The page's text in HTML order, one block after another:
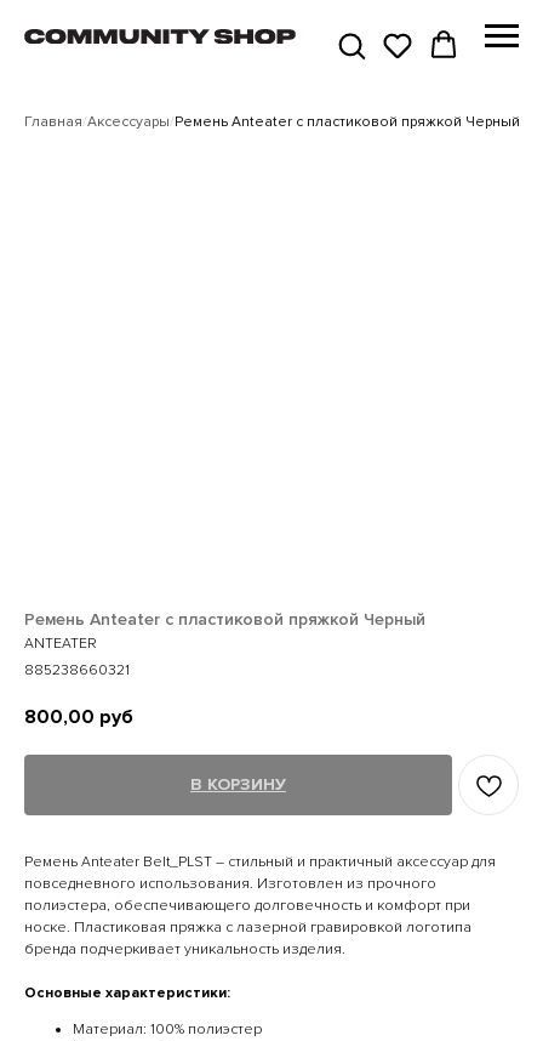
Главная/Аксессуары/Ремень Anteater с пластиковой пряжкой Черный
Ремень Anteater с пластиковой пряжкой Черный
ANTEATER
885238660321
800,00 руб
В КОРЗИНУ
Ремень Anteater Belt_PLST – стильный и практичный аксессуар для
повседневного использования. Изготовлен из прочного
полиэстера, обеспечивающего долговечность и комфорт при
носке. Пластиковая пряжка с лазерной гравировкой логотипа
бренда подчеркивает уникальность изделия.
Основные характеристики:
Материал: 100% полиэстер